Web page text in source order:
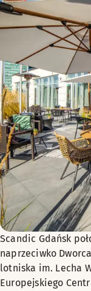
Scandic Gdańsk
naprzeciwko
lotniska im. Lecha
Europejskiego
PN-PT 10:00 – 22:00
SOB 10:00 – 22:00
SUN 10:00 – 20:00